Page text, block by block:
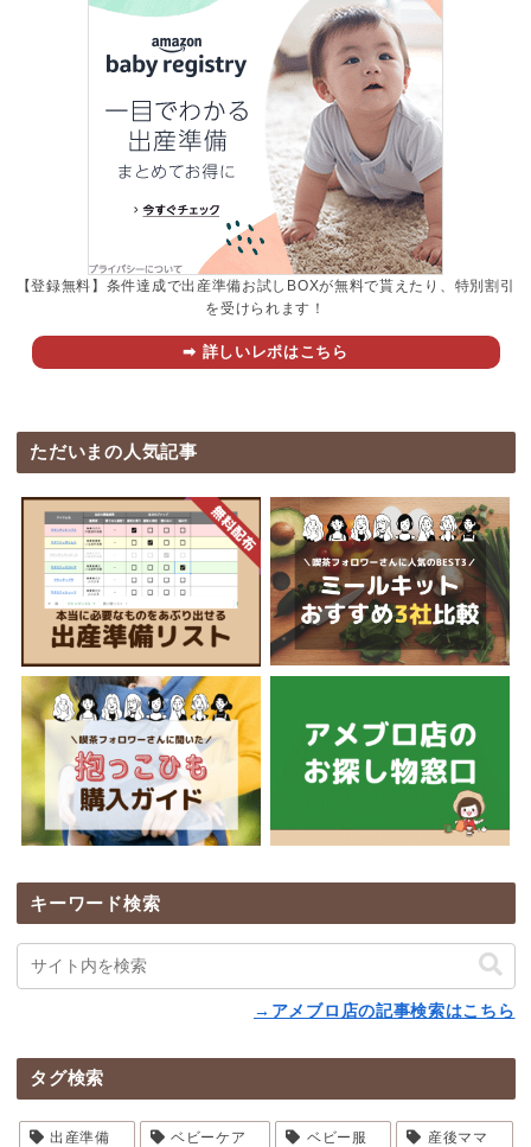
【登録無料】条件達成で出産準備お試しBOXが無料で貰えたり、特別割引
を受けられます！
➡︎ 詳しいレポはこちら
ただいまの人気記事
キーワード検索
→アメブロ店の記事検索はこちら
タグ検索
出産準備 ベビーケア ベビー服 産後ママ